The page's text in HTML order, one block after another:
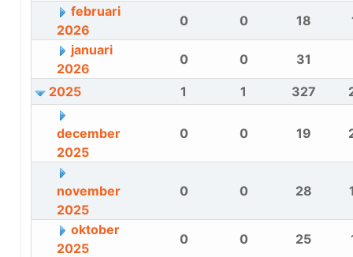
februari
2026
0 0 18
januari
2026
0 0 31
2025 1 1 327
december
2025
0 0 19
november
2025
0 0 28
oktober
2025
0 0 25